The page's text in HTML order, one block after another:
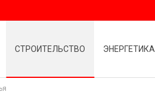
СТРОИТЕЛЬСТВО ЭНЕРГЕТИКА